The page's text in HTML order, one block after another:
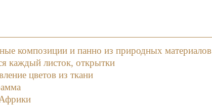
композиции и панно из природных материалов
каждый листок, открытки
цветов из ткани